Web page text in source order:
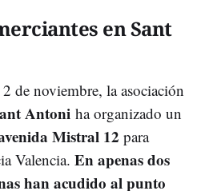
en Sant
de noviembre, la asociación
Antoni ha organizado un
Mistral 12 para
Valencia. En apenas dos
han acudido al punto